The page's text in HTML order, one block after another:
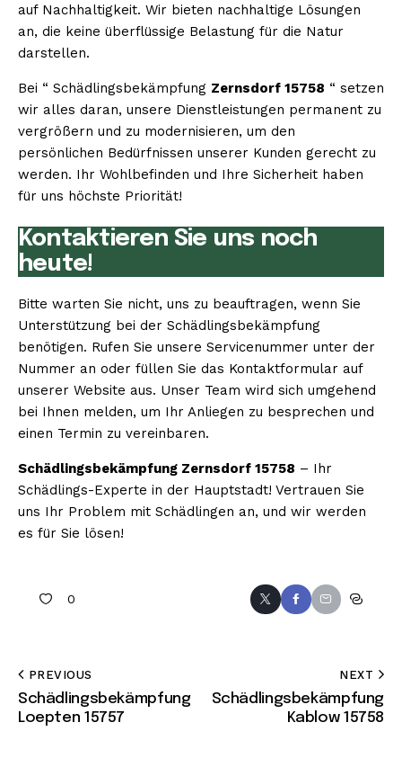
auf Nachhaltigkeit. Wir bieten nachhaltige Lösungen
an, die keine überflüssige Belastung für die Natur
darstellen.
Bei “ Schädlingsbekämpfung Zernsdorf 15758 “ setzen
wir alles daran, unsere Dienstleistungen permanent zu
vergrößern und zu modernisieren, um den
persönlichen Bedürfnissen unserer Kunden gerecht zu
werden. Ihr Wohlbefinden und Ihre Sicherheit haben
für uns höchste Priorität!
Kontaktieren Sie uns noch
heute!
Bitte warten Sie nicht, uns zu beauftragen, wenn Sie
Unterstützung bei der Schädlingsbekämpfung
benötigen. Rufen Sie unsere Servicenummer unter der
Nummer an oder füllen Sie das Kontaktformular auf
unserer Website aus. Unser Team wird sich umgehend
bei Ihnen melden, um Ihr Anliegen zu besprechen und
einen Termin zu vereinbaren.
Schädlingsbekämpfung Zernsdorf 15758 – Ihr
Schädlings-Experte in der Hauptstadt! Vertrauen Sie
uns Ihr Problem mit Schädlingen an, und wir werden
es für Sie lösen!
0
PREVIOUS
Schädlingsbekämpfung
Loepten 15757
NEXT
Schädlingsbekämpfung
Kablow 15758